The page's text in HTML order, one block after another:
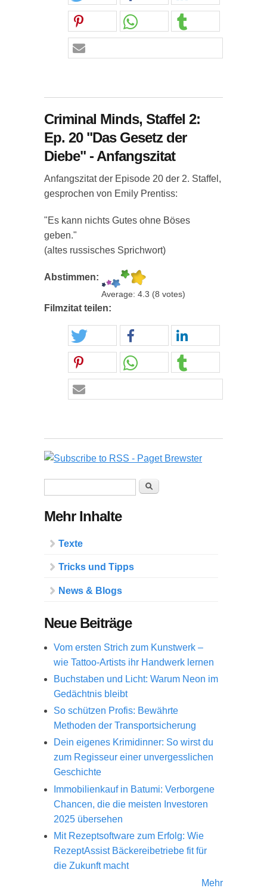
Criminal Minds, Staffel 2:
Ep. 20 "Das Gesetz der
Diebe" - Anfangszitat
Anfangszitat der Episode 20 der 2. Staffel,
gesprochen von Emily Prentiss:
"Es kann nichts Gutes ohne Böses
geben."
(altes russisches Sprichwort)
Abstimmen:
Average: 4.3 (8 votes)
Filmzitat teilen:
Suche
Mehr Inhalte
Texte
Tricks und Tipps
News & Blogs
Neue Beiträge
Vom ersten Strich zum Kunstwerk –
wie Tattoo-Artists ihr Handwerk lernen
Buchstaben und Licht: Warum Neon im
Gedächtnis bleibt
So schützen Profis: Bewährte
Methoden der Transportsicherung
Dein eigenes Krimidinner: So wirst du
zum Regisseur einer unvergesslichen
Geschichte
Immobilienkauf in Batumi: Verborgene
Chancen, die die meisten Investoren
2025 übersehen
Mit Rezeptsoftware zum Erfolg: Wie
RezeptAssist Bäckereibetriebe fit für
die Zukunft macht
Mehr